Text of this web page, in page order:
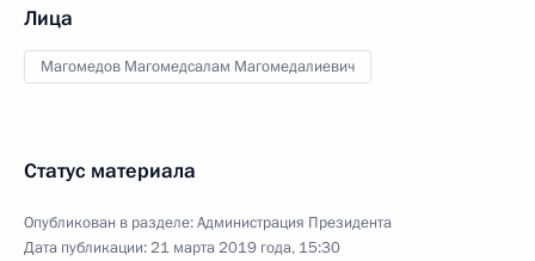
Лица
Магомедов Магомедсалам Магомедалиевич
Статус материала
Опубликован в разделе:Администрация Президента
Дата публикации:21 марта 2019 года, 15:30